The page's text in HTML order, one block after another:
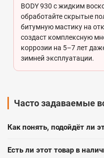
BODY 930 с жидким
обработайте скрытые
битумную мастику на
создаст комплексную
коррозии на 5–7 лет
зимней эксплуатации.
Часто задаваемые
Как понять, подойдёт ли
Есть ли этот товар в